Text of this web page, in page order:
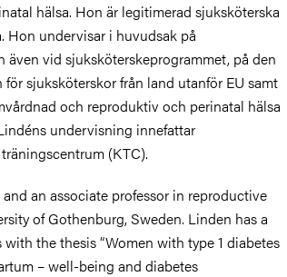
hälsa. Hon är legitimerad sjuksköterska
Hon undervisar i huvudsak på
även vid sjuksköterskeprogrammet, på den
sjuksköterskor från land utanför EU samt
och reproduktiv och perinatal hälsa
undervisning innefattar
(KTC).
an associate professor in reproductive
of Gothenburg, Sweden. Linden has a
the thesis “Women with type 1 diabetes
– well-being and diabetes